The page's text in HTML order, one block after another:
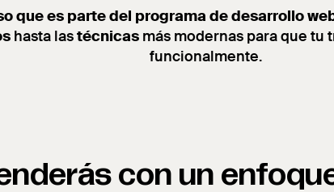
que es parte del programa de desarrollo
hasta lastécnicasmás modernas para que tu
funcionalmente.
con un